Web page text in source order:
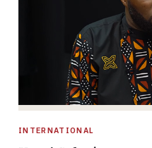
INTERNATIONAL